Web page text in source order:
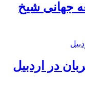
جهانی شیخ
در اردبیل